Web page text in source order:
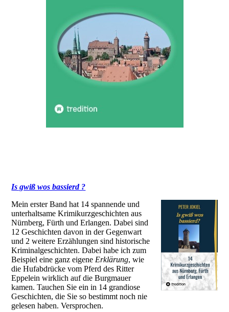
Is gwiß wos bassierd ?
Mein erster Band hat 14 spannende und
unterhaltsame Krimikurzgeschichten aus
Nürnberg, Fürth und Erlangen. Dabei sind
12 Geschichten davon in der Gegenwart
und 2 weitere Erzählungen sind historische
Kriminalgeschichten. Dabei habe ich zum
Beispiel eine ganz eigene Erklärung, wie
die Hufabdrücke vom Pferd des Ritter
Eppelein wirklich auf die Burgmauer
kamen. Tauchen Sie ein in 14 grandiose
Geschichten, die Sie so bestimmt noch nie
gelesen haben. Versprochen.